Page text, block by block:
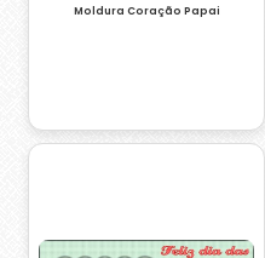
Moldura Coração Papai